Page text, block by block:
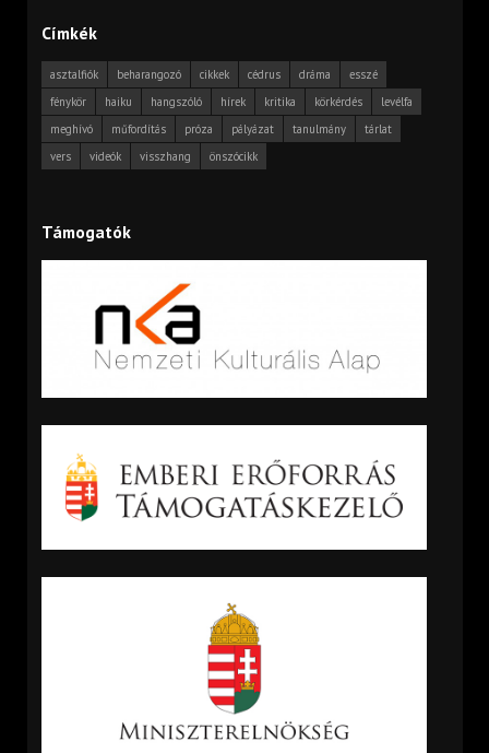
Címkék
asztalfiók beharangozó cikkek cédrus dráma
esszé
fénykör
haiku hangszóló hírek kritika körkérdés
levélfa
meghívó
műfordítás próza pályázat tanulmány
tárlat
vers
videók visszhang önszócikk
Támogatók